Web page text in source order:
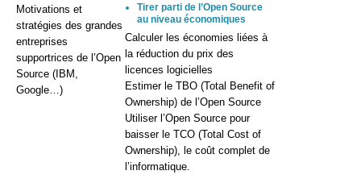
Motivations et
stratégies des grandes
entreprises
supportrices de l’Open
Source (IBM,
Google…)
Tirer parti de l’Open Source
au niveau économiques
Calculer les économies liées à
la réduction du prix des
licences logicielles
Estimer le TBO (Total Benefit of
Ownership) de l’Open Source
Utiliser l’Open Source pour
baisser le TCO (Total Cost of
Ownership), le coût complet de
l’informatique.